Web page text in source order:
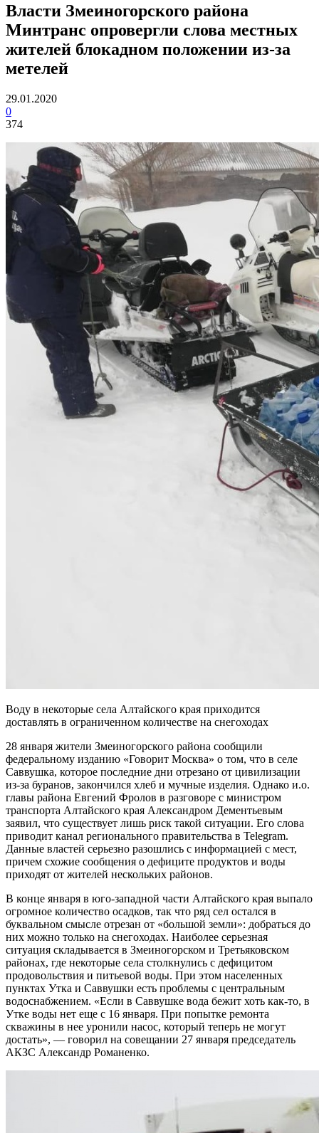
Власти Змеиногорского района
Минтранс опровергли слова местных
жителей блокадном положении из-за
метелей
29.01.2020
0
374
Воду в некоторые села Алтайского края приходится
доставлять в ограниченном количестве на снегоходах
28 января жители Змеиногорского района сообщили
федеральному изданию «Говорит Москва» о том, что в селе
Саввушка, которое последние дни отрезано от цивилизации
из-за буранов, закончился хлеб и мучные изделия. Однако и.о.
главы района Евгений Фролов в разговоре с министром
транспорта Алтайского края Александром Дементьевым
заявил, что существует лишь риск такой ситуации. Его слова
приводит канал регионального правительства в Telegram.
Данные властей серьезно разошлись с информацией с мест,
причем схожие сообщения о дефиците продуктов и воды
приходят от жителей нескольких районов.
В конце января в юго-западной части Алтайского края выпало
огромное количество осадков, так что ряд сел остался в
буквальном смысле отрезан от «большой земли»: добраться до
них можно только на снегоходах. Наиболее серьезная
ситуация складывается в Змеиногорском и Третьяковском
районах, где некоторые села столкнулись с дефицитом
продовольствия и питьевой воды. При этом населенных
пунктах Утка и Саввушки есть проблемы с центральным
водоснабжением. «Если в Саввушке вода бежит хоть как-то, в
Утке воды нет еще с 16 января. При попытке ремонта
скважины в нее уронили насос, который теперь не могут
достать», — говорил на совещании 27 января председатель
АКЗС Александр Романенко.